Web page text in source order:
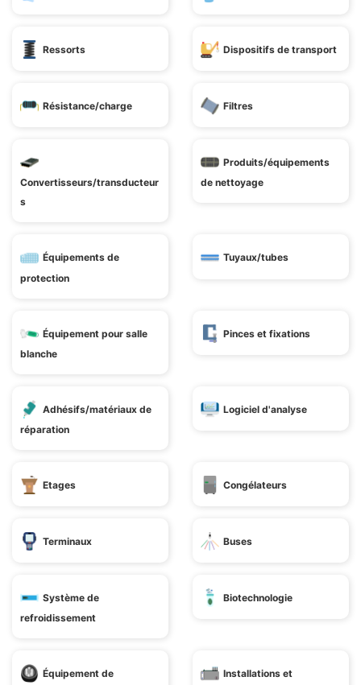
Ressorts Dispositifs de transport
Résistance/charge Filtres
Convertisseurs/transducteur
s
Produits/équipements
de nettoyage
Équipements de
protection
Tuyaux/tubes
Équipement pour salle
blanche
Pinces et fixations
Adhésifs/matériaux de
réparation
Logiciel d'analyse
Etages Congélateurs
Terminaux Buses
Système de
refroidissement
Biotechnologie
Équipement de
Installations et